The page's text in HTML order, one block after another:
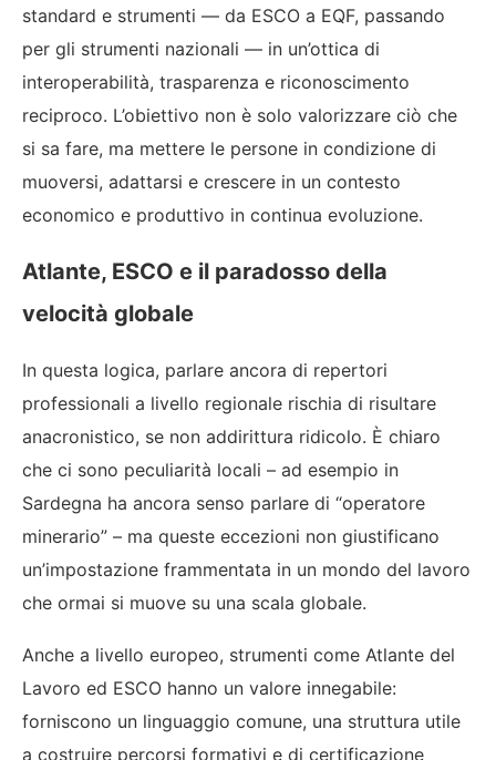
standard e strumenti — da ESCO a EQF, passando
per gli strumenti nazionali — in un’ottica di
interoperabilità, trasparenza e riconoscimento
reciproco. L’obiettivo non è solo valorizzare ciò che
si sa fare, ma mettere le persone in condizione di
muoversi, adattarsi e crescere in un contesto
economico e produttivo in continua evoluzione.
Atlante, ESCO e il paradosso della
velocità globale
In questa logica, parlare ancora di repertori
professionali a livello regionale rischia di risultare
anacronistico, se non addirittura ridicolo. È chiaro
che ci sono peculiarità locali – ad esempio in
Sardegna ha ancora senso parlare di “operatore
minerario” – ma queste eccezioni non giustificano
un’impostazione frammentata in un mondo del lavoro
che ormai si muove su una scala globale.
Anche a livello europeo, strumenti come Atlante del
Lavoro ed ESCO hanno un valore innegabile:
forniscono un linguaggio comune, una struttura utile
a costruire percorsi formativi e di certificazione